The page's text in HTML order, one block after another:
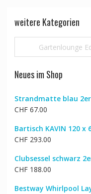
weitere Kategorien
Gartenlounge
Neues im Shop
Strandmatte blau
CHF67.00
Bartisch KAVIN 120 x
CHF293.00
Clubsessel schwarz
CHF188.00
Bestway Whirlpool